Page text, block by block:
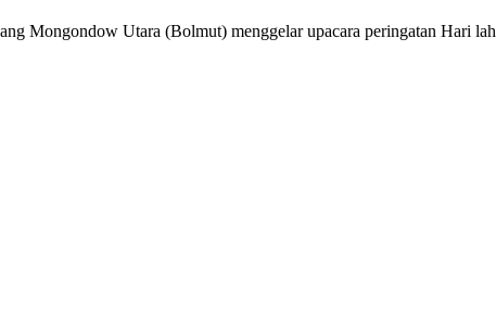
Mongondow Utara (Bolmut) menggelar upacara peringatan Hari